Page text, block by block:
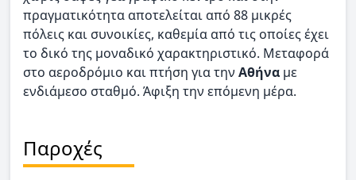
πραγματικότητα αποτελείται από 88 μικρές
πόλεις και συνοικίες, καθεμία από τις οποίες έχει
το δικό της μοναδικό χαρακτηριστικό. Μεταφορά
στο αεροδρόμιο και πτήση για την Αθήνα με
ενδιάμεσο σταθμό. Άφιξη την επόμενη μέρα.
Παροχές